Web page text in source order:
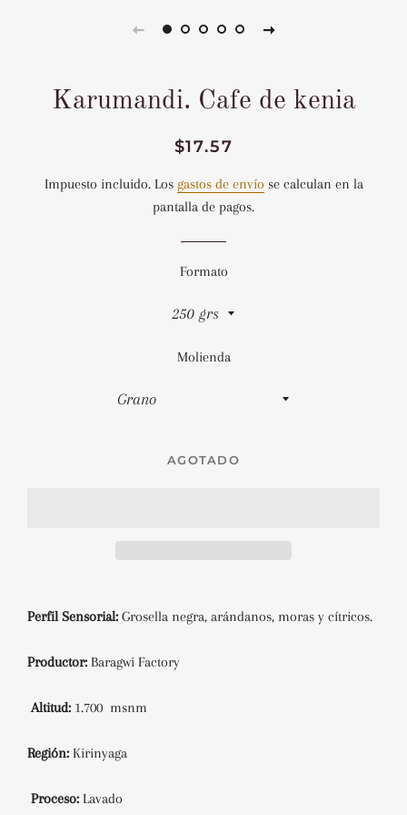
Karumandi. Cafe de kenia
Precio
Precio
venta
$17.57
Impuesto incluido. Los gastos de envío se calculan en la
pantalla de pagos.
Formato
Molienda
AGOTADO
Perfil Sensorial: Grosella negra, arándanos, moras y cítricos.
Productor: Baragwi Factory
Altitud: 1.700 msnm
Región: Kirinyaga
Proceso: Lavado